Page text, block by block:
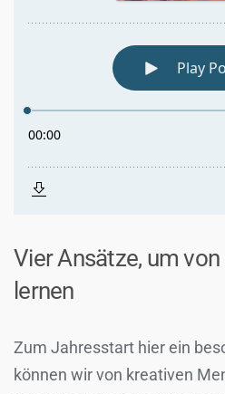
Vier Ansätze, um
lernen
Zum Jahresstart hier ein
können wir von kreativen